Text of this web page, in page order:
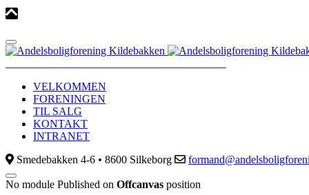
VELKOMMEN
FORENINGEN
TIL SALG
KONTAKT
INTRANET
Smedebakken 4-6 • 8600 Silkeborg
No module Published on Offcanvas position